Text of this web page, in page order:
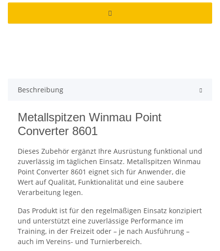
Beschreibung
Metallspitzen Winmau Point
Converter 8601
Dieses Zubehör ergänzt Ihre Ausrüstung funktional und
zuverlässig im täglichen Einsatz. Metallspitzen Winmau
Point Converter 8601 eignet sich für Anwender, die
Wert auf Qualität, Funktionalität und eine saubere
Verarbeitung legen.
Das Produkt ist für den regelmäßigen Einsatz konzipiert
und unterstützt eine zuverlässige Performance im
Training, in der Freizeit oder – je nach Ausführung –
auch im Vereins- und Turnierbereich.